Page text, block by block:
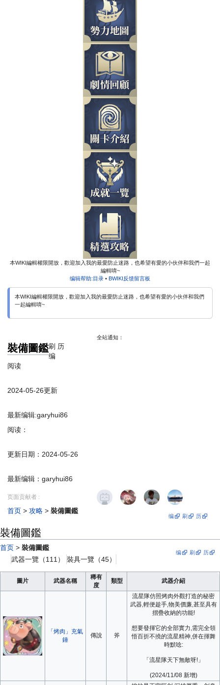
本WIKI編輯權限開放，歡迎加入我的最愛防止迷路，也希望有愛的小伙伴和我們一起
編輯唷~
编辑帮助:目录 • BWIKI反馈留言板
本WIKI編輯權限開放，歡迎加入我的最愛防止迷路，也希望有愛的小伙伴和我們
一起編輯唷~
全站通知：
裝備圖鑑刷 历
编
阅读
2024-05-26更新
最新编辑:garyhui86
阅读：
更新日期： 2024-05-26
最新编辑： garyhui86
跳
导
跳
搜
页面贡献者 :
编 刷 历
首页 > 攻略 > 裝備圖鑑
裝備圖鑑
编 刷 历
首页 > 裝備圖鑑
武器一覽（111）
裝具一覽（45）
圖片 武器名稱
稀有
度
類型 武器介紹
「烤肉」充氣
錘
傳說 斧
流星隊仿照烤肉外觀打造的秘密
武器,輕便趁手,物美價廉,甚至具有
摺疊收納的功能!
想要發揮它的全部實力,需完全領
悟百折不撓的流星精神,併在揮舞
時默唸:
「流星隊天下無敵呀!」
(2024/11/08 新增)